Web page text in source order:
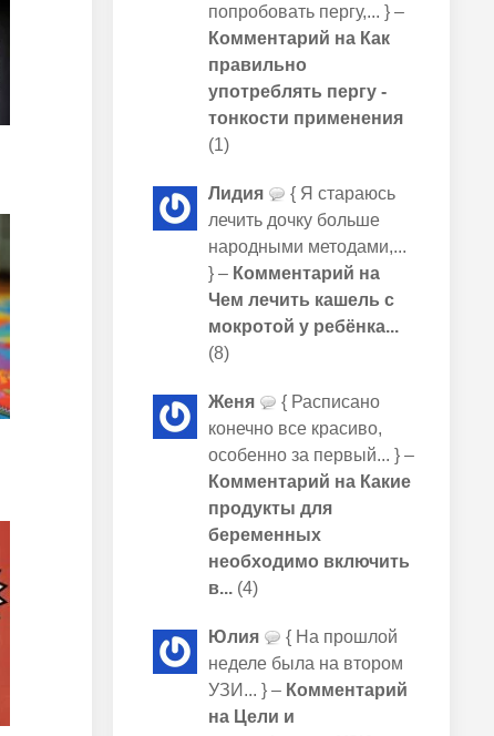
попробовать пергу,... } –
Комментарий на Как
правильно
употреблять пергу -
тонкости применения
(1)
Лидия
{ Я стараюсь
лечить дочку больше
народными методами,...
} – Комментарий на
Чем лечить кашель с
мокротой у ребёнка...
(8)
Женя
{ Расписано
конечно все красиво,
особенно за первый... } –
Комментарий на Какие
продукты для
беременных
необходимо включить
в...(4)
Юлия
{ На прошлой
неделе была на втором
УЗИ... } – Комментарий
на Цели и